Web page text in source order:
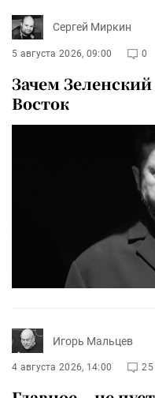
Сергей Миркин
5 августа 2026, 09:00 0
Зачем
Восток
Игорь Мальцев
4 августа 2026, 14:00 25